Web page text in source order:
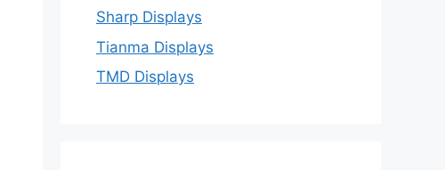
Sharp Displays
Tianma Displays
TMD Displays